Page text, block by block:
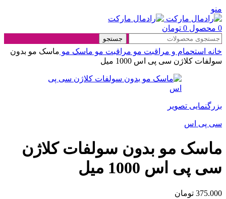
منو
0 محصول 0 تومان
جستجو
خانه استحمام و مراقبت مو مراقبت مو ماسک مو ماسک مو بدون
سولفات کلاژن سی پی اس 1000 میل
بزرگنمایی تصویر
سی پی اس
ماسک مو بدون سولفات کلاژن
سی پی اس 1000 میل
375.000 تومان